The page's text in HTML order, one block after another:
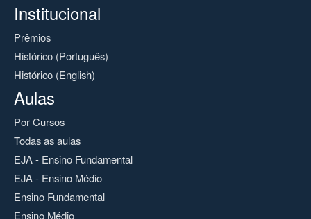
Institucional
Prêmios
Histórico (Português)
Histórico (English)
Aulas
Por Cursos
Todas as aulas
EJA - Ensino Fundamental
EJA - Ensino Médio
Ensino Fundamental
Ensino Médio